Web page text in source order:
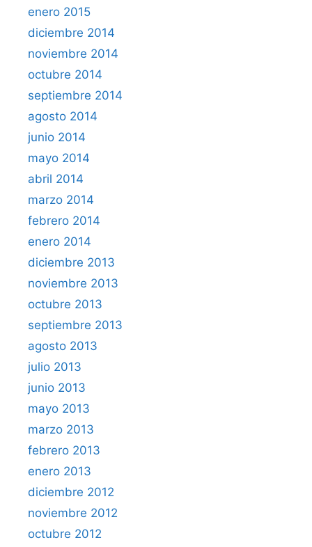
enero 2015
diciembre 2014
noviembre 2014
octubre 2014
septiembre 2014
agosto 2014
junio 2014
mayo 2014
abril 2014
marzo 2014
febrero 2014
enero 2014
diciembre 2013
noviembre 2013
octubre 2013
septiembre 2013
agosto 2013
julio 2013
junio 2013
mayo 2013
marzo 2013
febrero 2013
enero 2013
diciembre 2012
noviembre 2012
octubre 2012